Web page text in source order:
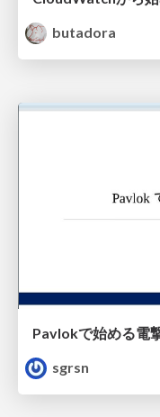
butadora
Pavlokで始める電
sgrsn